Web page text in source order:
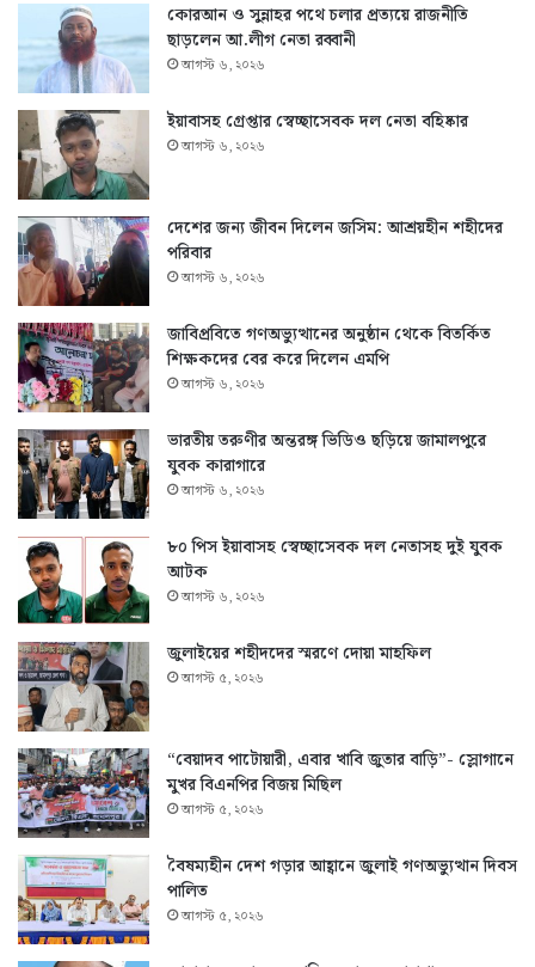
কোরআন ও সুন্নাহর পথে চলার প্রত্যয়ে রাজনীতি
ছাড়লেন আ.লীগ নেতা রব্বানী
আগস্ট ৬, ২০২৬
ইয়াবাসহ গ্রেপ্তার স্বেচ্ছাসেবক দল নেতা বহিষ্কার
আগস্ট ৬, ২০২৬
দেশের জন্য জীবন দিলেন জসিম: আশ্রয়হীন শহীদের
পরিবার
আগস্ট ৬, ২০২৬
জাবিপ্রবিতে গণঅভ্যুত্থানের অনুষ্ঠান থেকে বিতর্কিত
শিক্ষকদের বের করে দিলেন এমপি
আগস্ট ৬, ২০২৬
ভারতীয় তরুণীর অন্তরঙ্গ ভিডিও ছড়িয়ে জামালপুরে
যুবক কারাগারে
আগস্ট ৬, ২০২৬
৮০ পিস ইয়াবাসহ স্বেচ্ছাসেবক দল নেতাসহ দুই যুবক
আটক
আগস্ট ৬, ২০২৬
জুলাইয়ের শহীদদের স্মরণে দোয়া মাহফিল
আগস্ট ৫, ২০২৬
“বেয়াদব পাটোয়ারী, এবার খাবি জুতার বাড়ি”- স্লোগানে
মুখর বিএনপির বিজয় মিছিল
আগস্ট ৫, ২০২৬
বৈষম্যহীন দেশ গড়ার আহ্বানে জুলাই গণঅভ্যুত্থান দিবস
পালিত
আগস্ট ৫, ২০২৬